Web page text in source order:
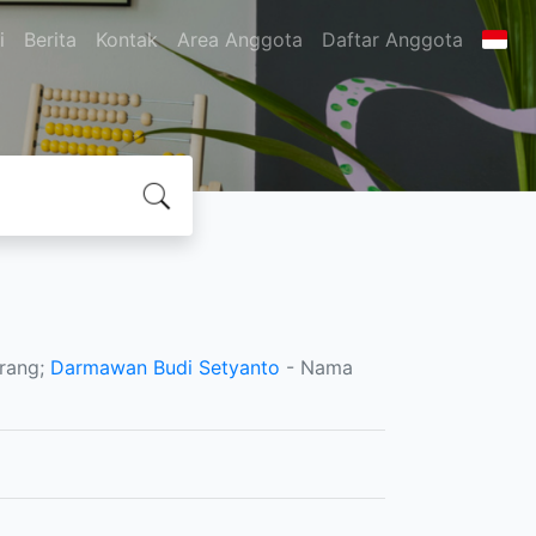
Berita Kontak Area Anggota Daftar Anggota
Darmawan Budi Setyanto - Nama